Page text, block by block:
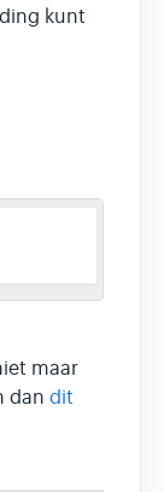
kunt
maar
dan dit